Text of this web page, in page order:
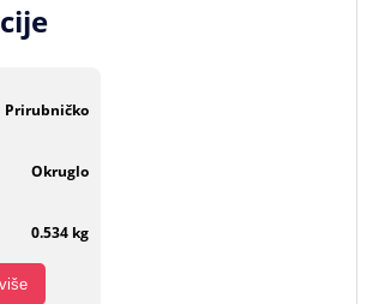
Prirubničko
Okruglo
0.534 kg